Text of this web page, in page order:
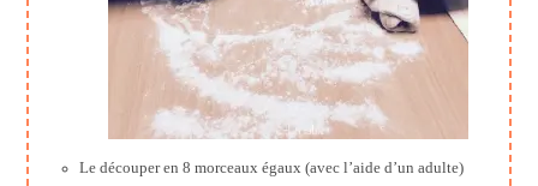
Le découper en 8 morceaux égaux (avec l’aide d’un adulte)